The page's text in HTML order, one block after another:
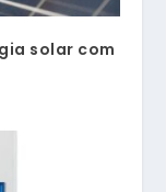
solar com